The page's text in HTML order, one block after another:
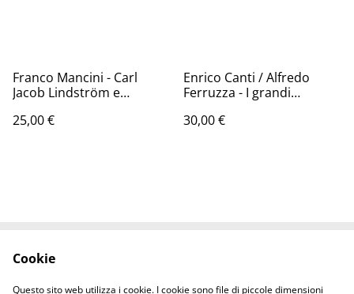
Franco Mancini - Carl
Jacob Lindström e
a Napoli - (So.Gra.Me,
25,00 €
Enrico Canti / Alfredo
Ferruzza - I grandi
(Rusconi, 1982 - 1a ed.)
30,00 €
Informativa sulla
Politica sui Cookie
Cookie
Questo sito web utilizza i cookie. I cookie sono file di piccole dimensioni